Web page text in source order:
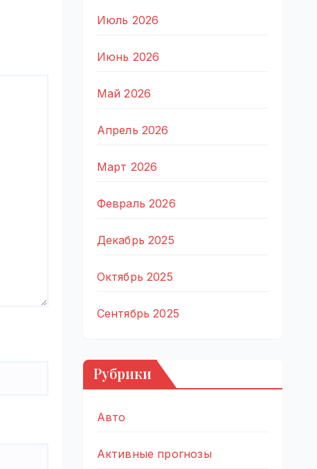
Июль 2026
Июнь 2026
Май 2026
Апрель 2026
Март 2026
Февраль 2026
Декабрь 2025
Октябрь 2025
Сентябрь 2025
Рубрики
Авто
Активные прогнозы